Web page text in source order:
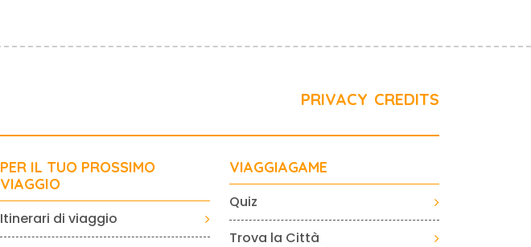
PRIVACY CREDITS
PER IL TUO PROSSIMO
VIAGGIO
Itinerari di viaggio
VIAGGIAGAME
Quiz
Trova la Città